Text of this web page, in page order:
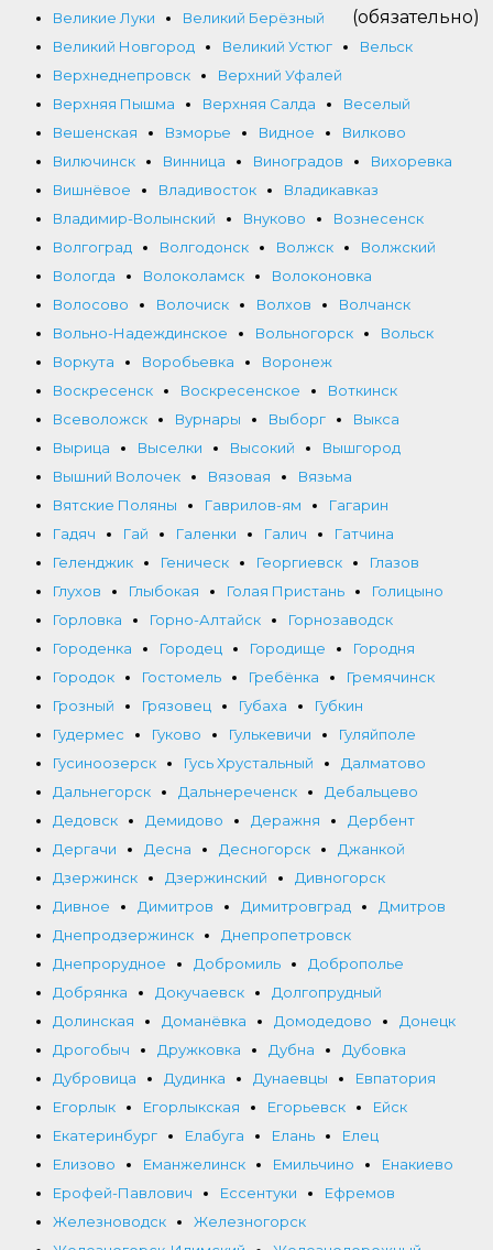
Великие Луки
Великий Берёзный
Великий Новгород
Великий Устюг
Вельск
Верхнеднепровск
Верхний Уфалей
Верхняя Пышма
Верхняя Салда
Веселый
Вешенская
Взморье Видное
Вилково
Вилючинск
Винница Виноградов
Вихоревка
Вишнёвое
Владивосток
Владикавказ
Владимир-Волынский
Внуково
Вознесенск
Волгоград
Волгодонск Волжск
Волжский
Вологда
Волоколамск
Волоконовка
Волосово
Волочиск Волхов
Волчанск
Вольно-Надеждинское
Вольногорск
Вольск
Воркута
Воробьевка
Воронеж
Воскресенск
Воскресенское
Воткинск
Всеволожск
Вурнары Выборг
Выкса
Вырица
Выселки Высокий
Вышгород
Вышний Волочек
Вязовая
Вязьма
Вятские Поляны
Гаврилов-ям
Гагарин
Гадяч
Гай Галенки Галич
Гатчина
Геленджик
Геническ Георгиевск
Глазов
Глухов
Глыбокая Голая Пристань
Голицыно
Горловка
Горно-Алтайск
Горнозаводск
Городенка
Городец Городище
Городня
Городок
Гостомель Гребёнка
Гремячинск
Грозный
Грязовец Губаха
Губкин
Гудермес
Гуково Гулькевичи
Гуляйполе
Гусиноозерск
Гусь Хрустальный
Далматово
Дальнегорск
Дальнереченск
Дебальцево
Дедовск
Демидово Деражня
Дербент
Дергачи
Десна Десногорск
Джанкой
Дзержинск
Дзержинский
Дивногорск
Дивное
Димитров Димитровград
Дмитров
Днепродзержинск
Днепропетровск
Днепрорудное
Добромиль
Доброполье
Добрянка
Докучаевск
Долгопрудный
Долинская
Доманёвка Домодедово
Донецк
Дрогобыч
Дружковка Дубна
Дубовка
Дубровица
Дудинка Дунаевцы
Евпатория
Егорлык
Егорлыкская Егорьевск
Ейск
Екатеринбург
Елабуга Елань
Елец
Елизово
Еманжелинск Емильчино
Енакиево
Ерофей-Павлович
Ессентуки
Ефремов
Железноводск
Железногорск
(обязательно)